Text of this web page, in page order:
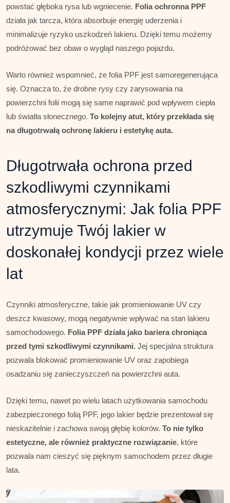
powstać głęboka rysa lub wgniecenie. Folia ochronna PPF
działa jak tarcza, która absorbuje energię uderzenia i
minimalizuje ryzyko uszkodzeń lakieru. Dzięki temu możemy
podróżować bez obaw o wygląd naszego pojazdu.
Warto również wspomnieć, że folia PPF jest samoregenerująca
się. Oznacza to, że drobne rysy czy zarysowania na
powierzchni folii mogą się same naprawić pod wpływem ciepła
lub światła słonecznego. To kolejny atut, który przekłada się
na długotrwałą ochronę lakieru i estetykę auta.
Długotrwała ochrona przed
szkodliwymi czynnikami
atmosferycznymi: Jak folia PPF
utrzymuje Twój lakier w
doskonałej kondycji przez wiele
lat
Czynniki atmosferyczne, takie jak promieniowanie UV czy
deszcz kwasowy, mogą negatywnie wpływać na stan lakieru
samochodowego. Folia PPF działa jako bariera chroniąca
przed tymi szkodliwymi czynnikami. Jej specjalna struktura
pozwala blokować promieniowanie UV oraz zapobiega
osadzaniu się zanieczyszczeń na powierzchni auta.
Dzięki temu, nawet po wielu latach użytkowania samochodu
zabezpieczonego folią PPF, jego lakier będzie prezentował się
nieskazitelnie i zachowa swoją głębię kolorów. To nie tylko
estetyczne, ale również praktyczne rozwiązanie, które
pozwala nam cieszyć się pięknym samochodem przez długie
lata.